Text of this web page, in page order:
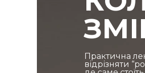
Практична
відрізняти